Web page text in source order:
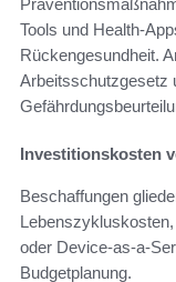
Tools und Health-
Rückengesundheit.
Arbeitsschutzgesetz
Investitionskosten
Beschaffungen
oder Device-as-a-
Budgetplanung.